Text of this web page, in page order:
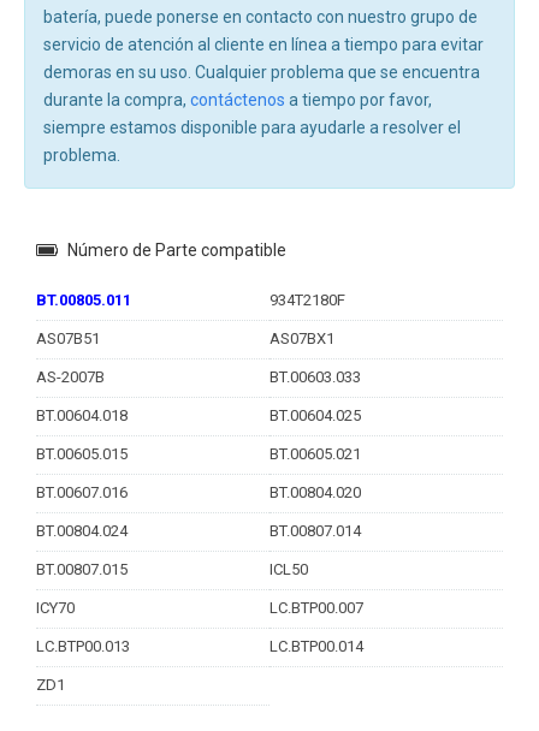
batería, puede ponerse en contacto con nuestro grupo de
servicio de atención al cliente en línea a tiempo para evitar
demoras en su uso. Cualquier problema que se encuentra
durante la compra, contáctenos a tiempo por favor,
siempre estamos disponible para ayudarle a resolver el
problema.
Número de Parte compatible
BT.00805.011 934T2180F
AS07B51 AS07BX1
AS-2007B BT.00603.033
BT.00604.018 BT.00604.025
BT.00605.015 BT.00605.021
BT.00607.016 BT.00804.020
BT.00804.024 BT.00807.014
BT.00807.015 ICL50
ICY70 LC.BTP00.007
LC.BTP00.013 LC.BTP00.014
ZD1